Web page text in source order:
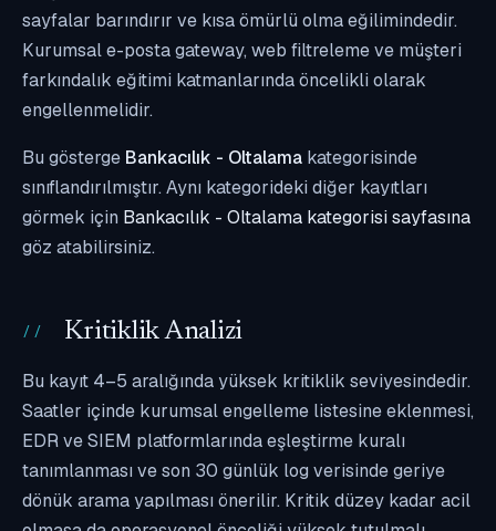
sayfalar barındırır ve kısa ömürlü olma eğilimindedir.
Kurumsal e-posta gateway, web filtreleme ve müşteri
farkındalık eğitimi katmanlarında öncelikli olarak
engellenmelidir.
Bu gösterge Bankacılık - Oltalama kategorisinde
sınıflandırılmıştır. Aynı kategorideki diğer kayıtları
görmek için Bankacılık - Oltalama kategorisi sayfasına
göz atabilirsiniz.
Kritiklik Analizi
Bu kayıt 4–5 aralığında yüksek kritiklik seviyesindedir.
Saatler içinde kurumsal engelleme listesine eklenmesi,
EDR ve SIEM platformlarında eşleştirme kuralı
tanımlanması ve son 30 günlük log verisinde geriye
dönük arama yapılması önerilir. Kritik düzey kadar acil